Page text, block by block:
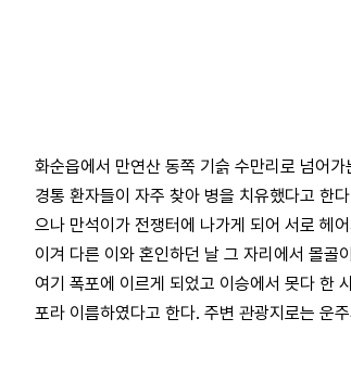
화순읍에서 만연산 동쪽 기슭 수만리로 넘어
경통 환자들이 자주 찾아 병을 치유했다고 한
으나 만석이가 전쟁터에 나가게 되어 서로 헤
이겨 다른 이와 혼인하던 날 그 자리에서 몰골
여기 폭포에 이르게 되었고 이승에서 못다 한
포라 이름하였다고 한다. 주변 관광지로는 운